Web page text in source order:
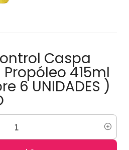
Caspa
415ml
6 UNIDADES )